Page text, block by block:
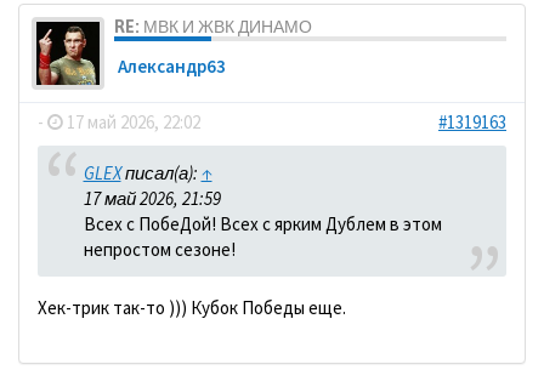
RE: МВК И ЖВК ДИНАМО
Александр63
- 17 май 2026, 22:02 #1319163
GLEXписал(а): ↑
17 май 2026, 21:59
Всех с ПобеДой! Всех с ярким Дублем в этом
непростом сезоне!
Хек-трик так-то ))) Кубок Победы еще.